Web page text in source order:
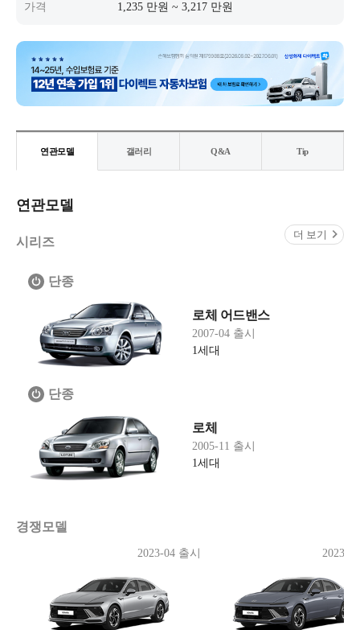
가격
1,235 만원 ~ 3,217 만원
연관모델 갤러리 Q&A Tip
연관모델
시리즈
더 보기
단종
로체 어드밴스
2007-04 출시
1세대
단종
로체
2005-11 출시
1세대
경쟁모델
2023-04 출시 2023-